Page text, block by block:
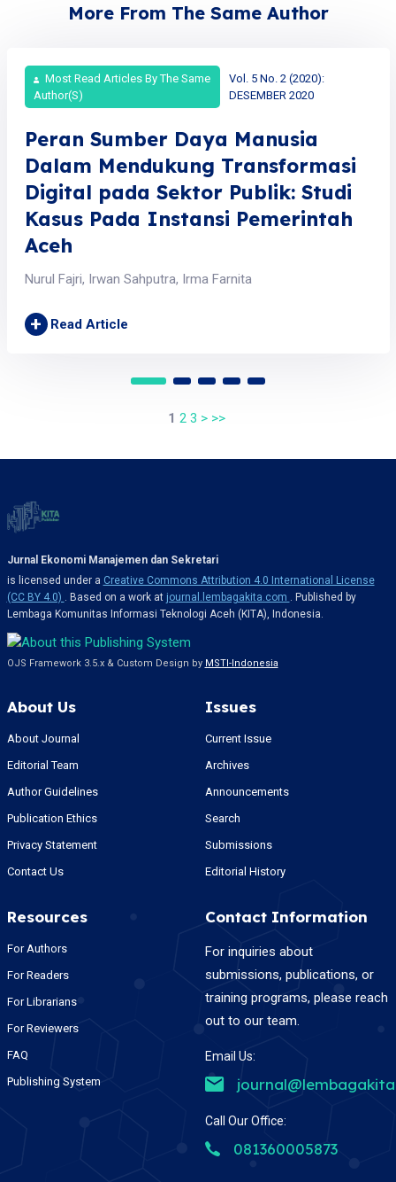
More From The Same Author
Most Read Articles By The Same
Author(s)
Vol. 5 No. 2 (2020):
DESEMBER 2020
Peran Sumber Daya Manusia
Dalam Mendukung Transformasi
Digital pada Sektor Publik: Studi
Kasus Pada Instansi Pemerintah
Aceh
Nurul Fajri, Irwan Sahputra, Irma Farnita
+ Read Article
1 2 3 > >>
Jurnal Ekonomi Manajemen dan Sekretari
is licensed under a Creative Commons Attribution 4.0 International License
(CC BY 4.0)
. Based on a work at journal.lembagakita.com
. Published by
Lembaga Komunitas Informasi Teknologi Aceh (KITA), Indonesia.
OJS Framework 3.5.x & Custom Design by MSTI-Indonesia
About Us
About Journal
Editorial Team
Author Guidelines
Publication Ethics
Privacy Statement
Contact Us
Issues
Current Issue
Archives
Announcements
Search
Submissions
Editorial History
Resources
For Authors
For Readers
For Librarians
For Reviewers
FAQ
Publishing System
Contact Information
For inquiries about
submissions, publications, or
training programs, please reach
out to our team.
Email Us:
Call Our Office:
081360005873